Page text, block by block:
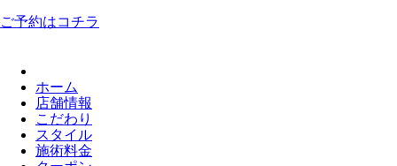
ご予約はコチラ
ホーム
店舗情報
こだわり
スタイル
施術料金